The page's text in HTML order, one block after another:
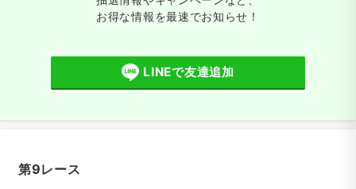
お得な情報を最速でお知らせ！
LINEで友達追加
第9レース